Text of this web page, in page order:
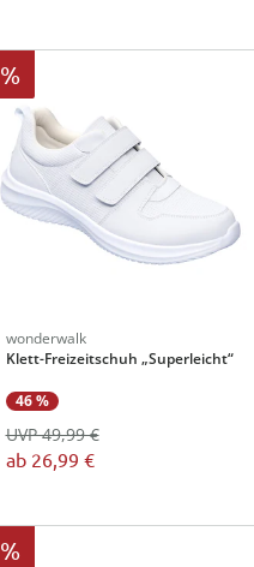
%
wonderwalk
Klett-Freizeitschuh „Superleicht“
46 %
ab 26,99 €
UVP 49,99 €
%